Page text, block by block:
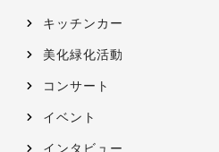
キッチンカー
美化緑化活動
コンサート
イベント
インタビュー